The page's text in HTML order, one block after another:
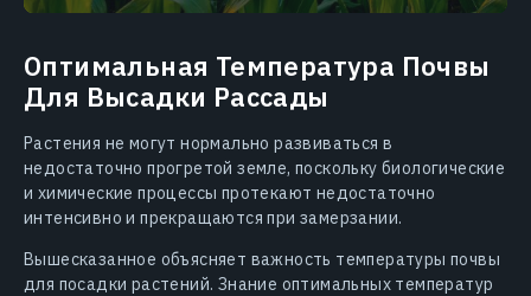
Оптимальная Температура Почвы
Для Высадки Рассады
Растения не могут нормально развиваться в
недостаточно прогретой земле, поскольку биологические
и химические процессы протекают недостаточно
интенсивно и прекращаются при замерзании.
Вышесказанное объясняет важность температуры почвы
для посадки растений. Знание оптимальных температур